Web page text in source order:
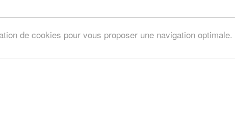
de cookies pour vous proposer une navigation optimale.